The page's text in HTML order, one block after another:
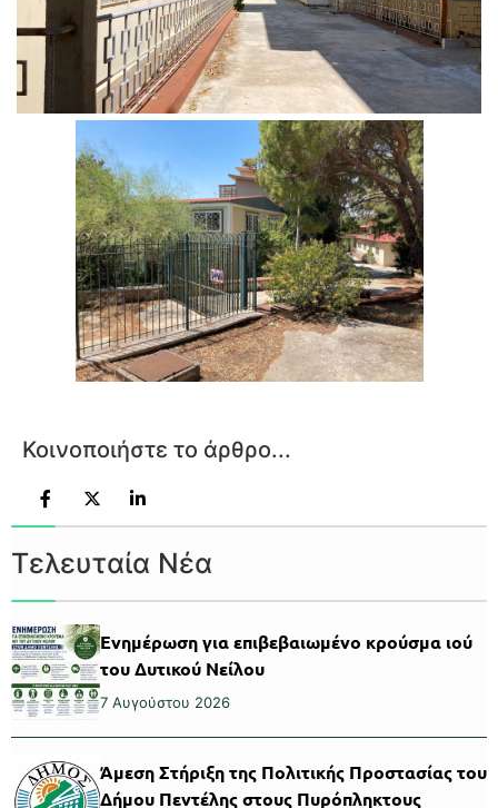
Κοινοποιήστε το άρθρο...
Τελευταία Νέα
Ενημέρωση για επιβεβαιωμένο κρούσμα ιού
του Δυτικού Νείλου
7 Αυγούστου 2026
Άμεση Στήριξη της Πολιτικής Προστασίας του
Δήμου Πεντέλης στους Πυρόπληκτους